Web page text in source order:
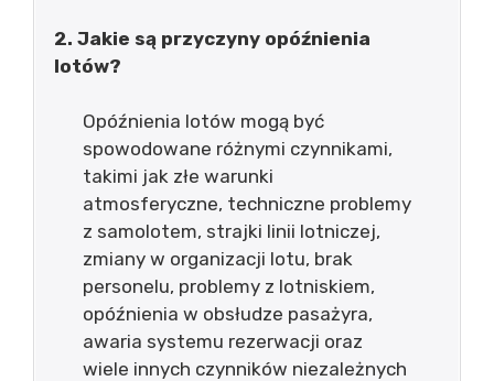
2. Jakie są przyczyny opóźnienia
lotów?
Opóźnienia lotów mogą być
spowodowane różnymi czynnikami,
takimi jak złe warunki
atmosferyczne, techniczne problemy
z samolotem, strajki linii lotniczej,
zmiany w organizacji lotu, brak
personelu, problemy z lotniskiem,
opóźnienia w obsłudze pasażyra,
awaria systemu rezerwacji oraz
wiele innych czynników niezależnych